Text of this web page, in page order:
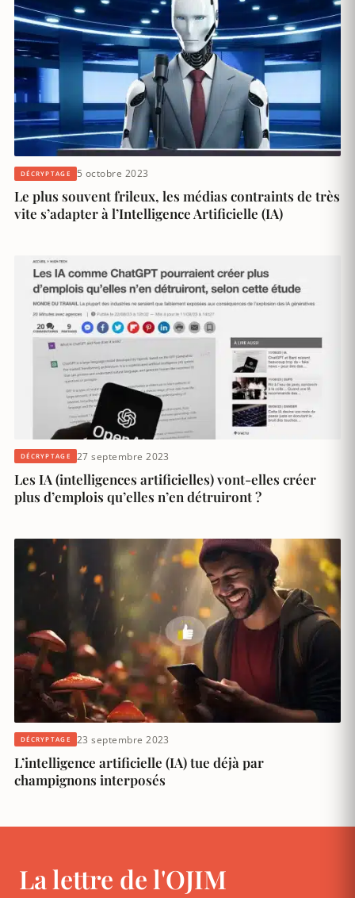
DÉCRYPTAGE 5 octobre 2023
Le plus souvent frileux, les médias contraints de très
vite s’adapter à l’Intelligence Artificielle (IA)
DÉCRYPTAGE 27 septembre 2023
Les IA (intelligences artificielles) vont-elles créer
plus d’emplois qu’elles n’en détruiront ?
DÉCRYPTAGE 23 septembre 2023
L’intelligence artificielle (IA) tue déjà par
champignons interposés
La lettre de l'OJIM